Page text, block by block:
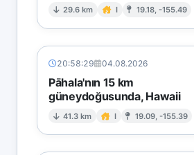
29.6 km I 19.18, -155.49
20:58:29 04.08.2026
Pāhala'nın 15 km
güneydoğusunda, Hawaii
41.3 km I 19.09, -155.39